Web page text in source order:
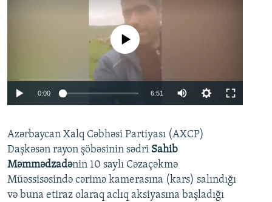
Auto 240p 360p
720p 1080p
No media source currently available
0:00 6:51
360p
720p
1080p
Azərbaycan Xalq Cəbhəsi Partiyası (AXCP)
Daşkəsən rayon şöbəsinin sədri Sahib
Məmmədzadənin 10 saylı Cəzaçəkmə
Müəssisəsində cərimə kamerasına (kars) salındığı
və buna etiraz olaraq aclıq aksiyasına başladığı